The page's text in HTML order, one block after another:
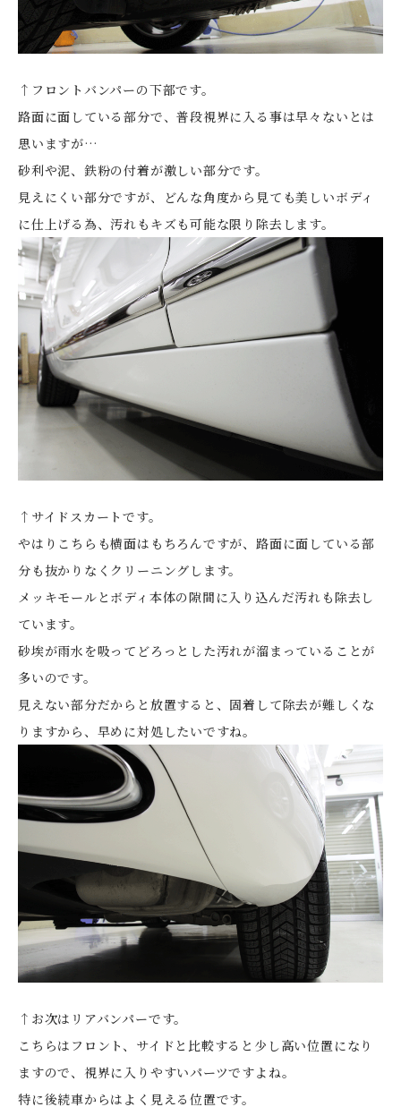
↑フロントバンパーの下部です。
路面に面している部分で、普段視界に入る事は早々ないとは
思いますが…
砂利や泥、鉄粉の付着が激しい部分です。
見えにくい部分ですが、どんな角度から見ても美しいボディ
に仕上げる為、汚れもキズも可能な限り除去します。
↑サイドスカートです。
やはりこちらも横面はもちろんですが、路面に面している部
分も抜かりなくクリーニングします。
メッキモールとボディ本体の隙間に入り込んだ汚れも除去し
ています。
砂埃が雨水を吸ってどろっとした汚れが溜まっていることが
多いのです。
見えない部分だからと放置すると、固着して除去が難しくな
りますから、早めに対処したいですね。
↑お次はリアバンパーです。
こちらはフロント、サイドと比較すると少し高い位置になり
ますので、視界に入りやすいパーツですよね。
特に後続車からはよく見える位置です。